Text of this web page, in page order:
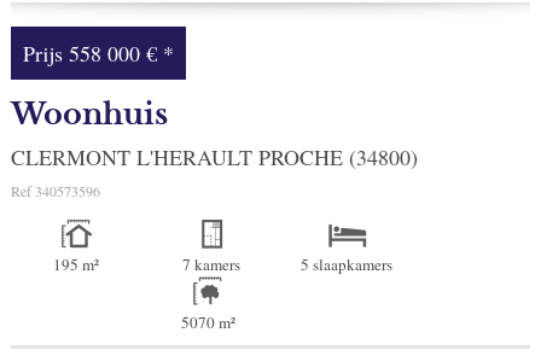
Prijs558 000 € *
Woonhuis
CLERMONT L'HERAULT PROCHE (34800)
Ref 340573596
195 m² 7 kamers 5 slaapkamers
5070 m²